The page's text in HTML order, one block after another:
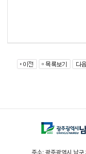
주소: 광주광역시 남